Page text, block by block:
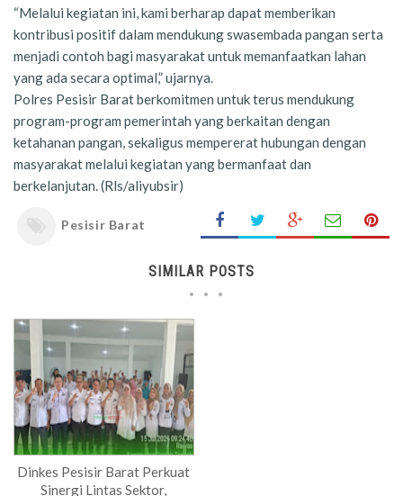
“Melalui kegiatan ini, kami berharap dapat memberikan
kontribusi positif dalam mendukung swasembada pangan serta
menjadi contoh bagi masyarakat untuk memanfaatkan lahan
yang ada secara optimal,” ujarnya.
Polres Pesisir Barat berkomitmen untuk terus mendukung
program-program pemerintah yang berkaitan dengan
ketahanan pangan, sekaligus mempererat hubungan dengan
masyarakat melalui kegiatan yang bermanfaat dan
berkelanjutan. (Rls/aliyubsir)
Pesisir Barat
SIMILAR POSTS
Dinkes Pesisir Barat Perkuat
Sinergi Lintas Sektor,